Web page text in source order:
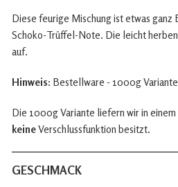
Diese feurige Mischung ist etwas
Schoko-Trüffel-Note. Die leicht
auf.
Hinweis: Bestellware - 1000g
Die 1000g Variante liefern wir in
keineVerschlussfunktion besitzt.
GESCHMACK